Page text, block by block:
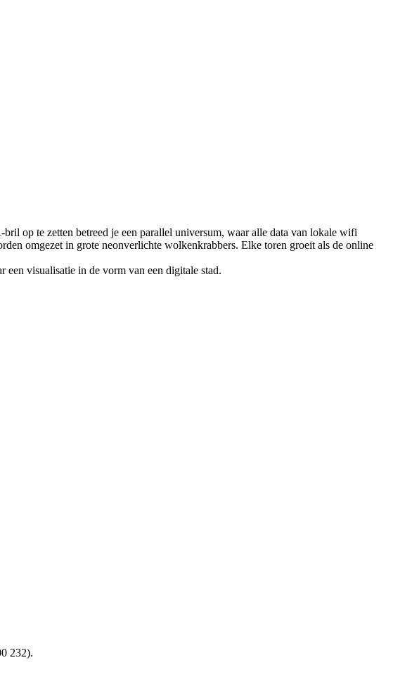
op te zetten betreed je een parallel universum, waar alle data van lokale wifi
omgezet in grote neonverlichte wolkenkrabbers. Elke toren groeit als de online
visualisatie in de vorm van een digitale stad.
232).